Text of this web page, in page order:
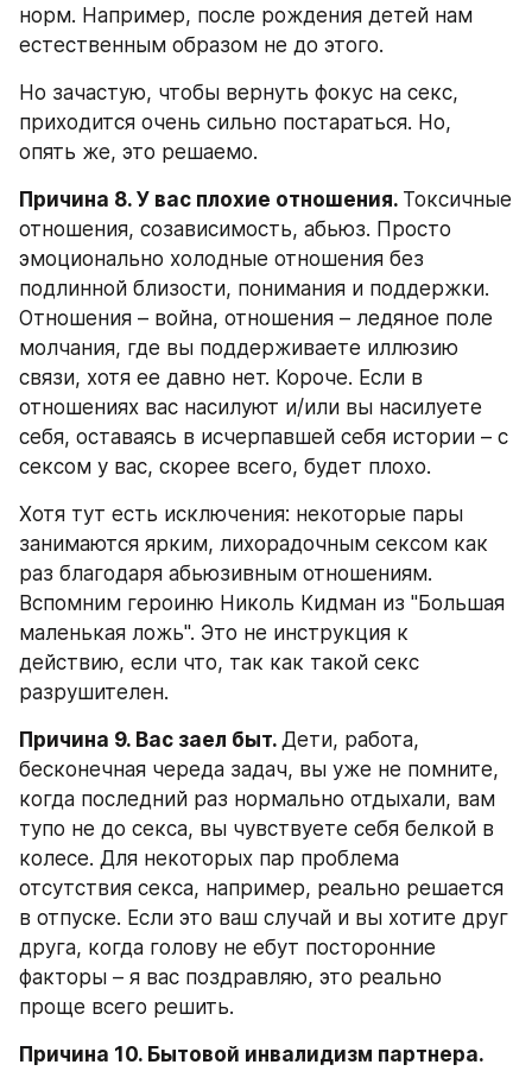
норм. Например, после рождения детей нам
естественным образом не до этого.
Но зачастую, чтобы вернуть фокус на секс,
приходится очень сильно постараться. Но,
опять же, это решаемо.
Причина 8. У вас плохие отношения. Токсичные
отношения, созависимость, абьюз. Просто
эмоционально холодные отношения без
подлинной близости, понимания и поддержки.
Отношения – война, отношения – ледяное поле
молчания, где вы поддерживаете иллюзию
связи, хотя ее давно нет. Короче. Если в
отношениях вас насилуют и/или вы насилуете
себя, оставаясь в исчерпавшей себя истории – с
сексом у вас, скорее всего, будет плохо.
Хотя тут есть исключения: некоторые пары
занимаются ярким, лихорадочным сексом как
раз благодаря абьюзивным отношениям.
Вспомним героиню Николь Кидман из "Большая
маленькая ложь". Это не инструкция к
действию, если что, так как такой секс
разрушителен.
Причина 9. Вас заел быт. Дети, работа,
бесконечная череда задач, вы уже не помните,
когда последний раз нормально отдыхали, вам
тупо не до секса, вы чувствуете себя белкой в
колесе. Для некоторых пар проблема
отсутствия секса, например, реально решается
в отпуске. Если это ваш случай и вы хотите друг
друга, когда голову не ебут посторонние
факторы – я вас поздравляю, это реально
проще всего решить.
Причина 10. Бытовой инвалидизм партнера.